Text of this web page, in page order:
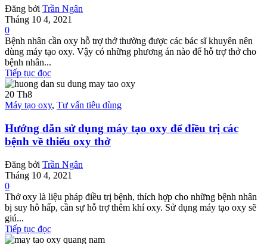
Đăng bởi Trần Ngân
Tháng 10 4, 2021
0
Bệnh nhân cần oxy hỗ trợ thở thường được các bác sĩ khuyên nên
dùng máy tạo oxy. Vậy có những phương án nào để hỗ trợ thở cho
bệnh nhân...
Tiếp tục đọc
20 Th8
Máy tạo oxy, Tư vấn tiêu dùng
Hướng dẫn sử dụng máy tạo oxy để điều trị các
bệnh về thiếu oxy thở
Đăng bởi Trần Ngân
Tháng 10 4, 2021
0
Thở oxy là liệu pháp điều trị bệnh, thích hợp cho những bệnh nhân
bị suy hô hấp, cần sự hỗ trợ thêm khí oxy. Sử dụng máy tạo oxy sẽ
giú...
Tiếp tục đọc